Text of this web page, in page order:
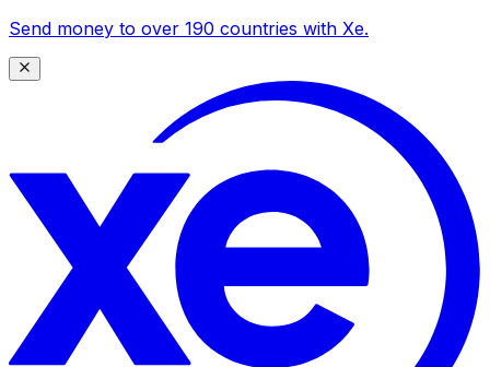
Send money to over 190 countries with Xe.